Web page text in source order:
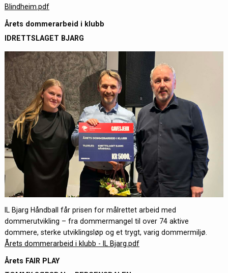
Blindheim.pdf
Årets dommerarbeid i klubb
IDRETTSLAGET BJARG
IL Bjarg Håndball får prisen for målrettet arbeid med
dommerutvikling – fra dommermangel til over 74 aktive
dommere, sterke utviklingsløp og et trygt, varig dommermiljø.
Årets dommerarbeid i klubb - IL Bjarg.pdf
Årets FAIR PLAY